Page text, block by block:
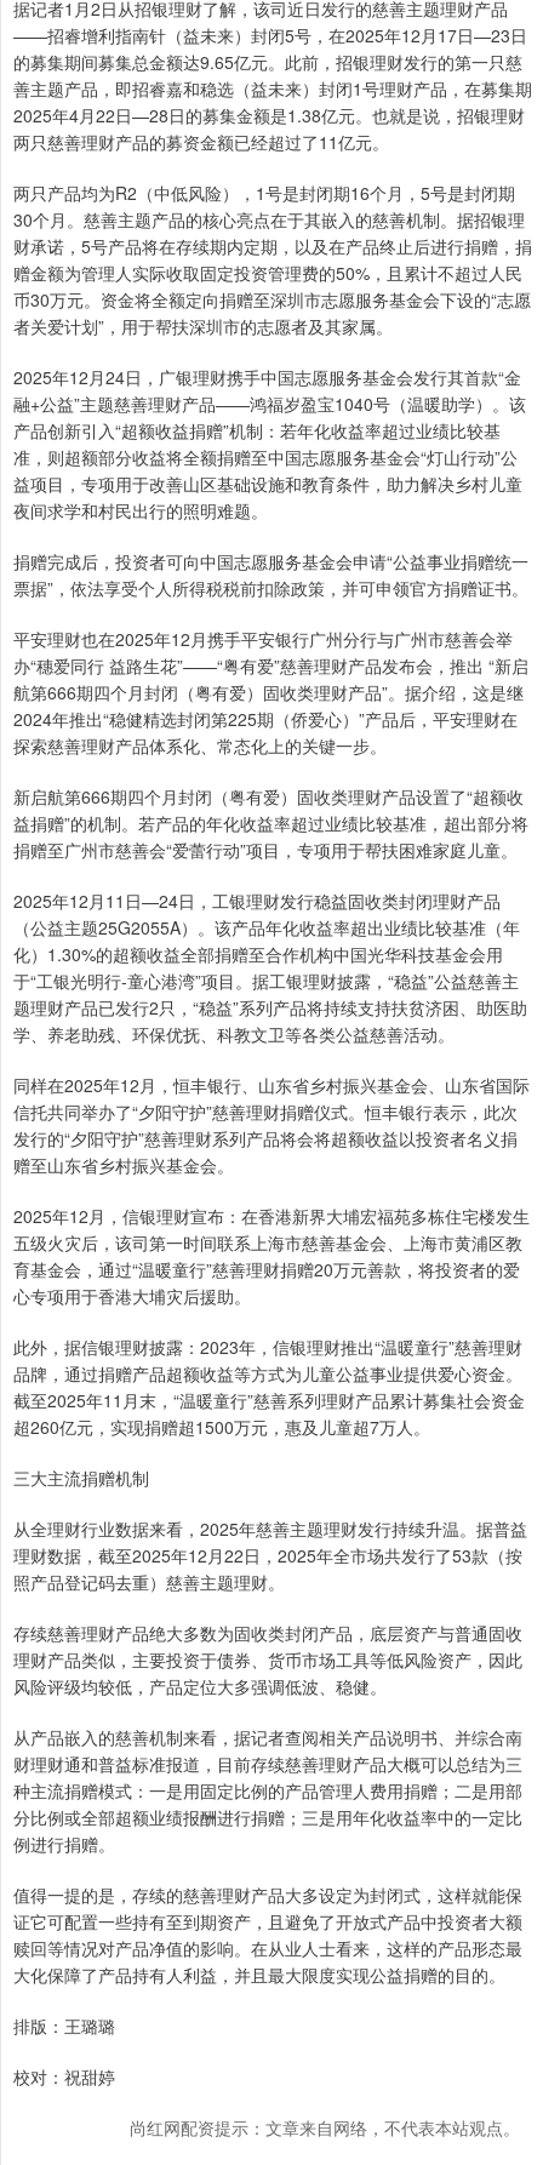
据记者1月2日从招银理财了解，该司近日发行的慈善主题理财产品
——招睿增利指南针（益未来）封闭5号，在2025年12月17日—23日
的募集期间募集总金额达9.65亿元。此前，招银理财发行的第一只慈
善主题产品，即招睿嘉和稳选（益未来）封闭1号理财产品，在募集期
2025年4月22日—28日的募集金额是1.38亿元。也就是说，招银理财
两只慈善理财产品的募资金额已经超过了11亿元。
两只产品均为R2（中低风险），1号是封闭期16个月，5号是封闭期
30个月。慈善主题产品的核心亮点在于其嵌入的慈善机制。据招银理
财承诺，5号产品将在存续期内定期，以及在产品终止后进行捐赠，捐
赠金额为管理人实际收取固定投资管理费的50%，且累计不超过人民
币30万元。资金将全额定向捐赠至深圳市志愿服务基金会下设的“志愿
者关爱计划”，用于帮扶深圳市的志愿者及其家属。
2025年12月24日，广银理财携手中国志愿服务基金会发行其首款“金
融+公益”主题慈善理财产品——鸿福岁盈宝1040号（温暖助学）。该
产品创新引入“超额收益捐赠”机制：若年化收益率超过业绩比较基
准，则超额部分收益将全额捐赠至中国志愿服务基金会“灯山行动”公
益项目，专项用于改善山区基础设施和教育条件，助力解决乡村儿童
夜间求学和村民出行的照明难题。
捐赠完成后，投资者可向中国志愿服务基金会申请“公益事业捐赠统一
票据”，依法享受个人所得税税前扣除政策，并可申领官方捐赠证书。
平安理财也在2025年12月携手平安银行广州分行与广州市慈善会举
办“穗爱同行 益路生花”——“粤有爱”慈善理财产品发布会，推出 “新启
航第666期四个月封闭（粤有爱）固收类理财产品”。据介绍，这是继
2024年推出“稳健精选封闭第225期（侨爱心）”产品后，平安理财在
探索慈善理财产品体系化、常态化上的关键一步。
新启航第666期四个月封闭（粤有爱）固收类理财产品设置了“超额收
益捐赠”的机制。若产品的年化收益率超过业绩比较基准，超出部分将
捐赠至广州市慈善会“爱蕾行动”项目，专项用于帮扶困难家庭儿童。
2025年12月11日—24日，工银理财发行稳益固收类封闭理财产品
（公益主题25G2055A）。该产品年化收益率超出业绩比较基准（年
化）1.30%的超额收益全部捐赠至合作机构中国光华科技基金会用
于“工银光明行-童心港湾”项目。据工银理财披露，“稳益”公益慈善主
题理财产品已发行2只，“稳益”系列产品将持续支持扶贫济困、助医助
学、养老助残、环保优抚、科教文卫等各类公益慈善活动。
同样在2025年12月，恒丰银行、山东省乡村振兴基金会、山东省国际
信托共同举办了“夕阳守护”慈善理财捐赠仪式。恒丰银行表示，此次
发行的“夕阳守护”慈善理财系列产品将会将超额收益以投资者名义捐
赠至山东省乡村振兴基金会。
2025年12月，信银理财宣布：在香港新界大埔宏福苑多栋住宅楼发生
五级火灾后，该司第一时间联系上海市慈善基金会、上海市黄浦区教
育基金会，通过“温暖童行”慈善理财捐赠20万元善款，将投资者的爱
心专项用于香港大埔灾后援助。
此外，据信银理财披露：2023年，信银理财推出“温暖童行”慈善理财
品牌，通过捐赠产品超额收益等方式为儿童公益事业提供爱心资金。
截至2025年11月末，“温暖童行”慈善系列理财产品累计募集社会资金
超260亿元，实现捐赠超1500万元，惠及儿童超7万人。
三大主流捐赠机制
从全理财行业数据来看，2025年慈善主题理财发行持续升温。据普益
理财数据，截至2025年12月22日，2025年全市场共发行了53款（按
照产品登记码去重）慈善主题理财。
存续慈善理财产品绝大多数为固收类封闭产品，底层资产与普通固收
理财产品类似，主要投资于债券、货币市场工具等低风险资产，因此
风险评级均较低，产品定位大多强调低波、稳健。
从产品嵌入的慈善机制来看，据记者查阅相关产品说明书、并综合南
财理财通和普益标准报道，目前存续慈善理财产品大概可以总结为三
种主流捐赠模式：一是用固定比例的产品管理人费用捐赠；二是用部
分比例或全部超额业绩报酬进行捐赠；三是用年化收益率中的一定比
例进行捐赠。
值得一提的是，存续的慈善理财产品大多设定为封闭式，这样就能保
证它可配置一些持有至到期资产，且避免了开放式产品中投资者大额
赎回等情况对产品净值的影响。在从业人士看来，这样的产品形态最
大化保障了产品持有人利益，并且最大限度实现公益捐赠的目的。
排版：王璐璐
校对：祝甜婷
尚红网配资提示：文章来自网络，不代表本站观点。